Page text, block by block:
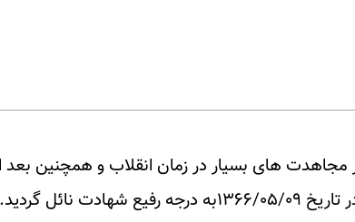
های بسیار در زمان انقلاب و همچنین بعد
۰۹به درجه رفیع شهادت نائل گردید.و پیکر مطهرش پس ار انتقال به ایران در در